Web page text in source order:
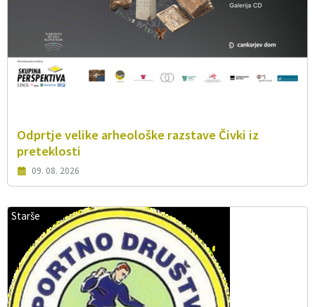
Odprtje velike arheološke razstave Čivki iz
preteklosti
09. 08. 2026
Starše